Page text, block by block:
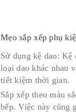
Mẹo sắp xếp phụ
Sử dụng kệ dao:
loại dao khác nhau
tiết kiệm thời gian.
Sắp xếp theo màu
bếp. Việc này cũng